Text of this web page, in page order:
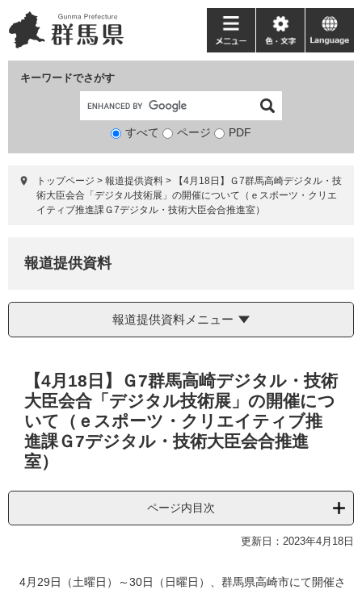
ー
ジ
ニ
ュ
て
キーワードでさがす
検
象
すべて ページ PDF
メ
ニ
ー
色・
文
language
トップページ > 報道提供資料 >
【4月18日】Ｇ7群馬高崎デジタル・技
術大臣会合「デジタル技術展」の開催について（ｅスポーツ・クリエ
イティブ推進課Ｇ7デジタル・技術大臣会合推進室）
報道提供資料
報道提供資料メニュー
【4月18日】Ｇ7群馬高崎デジタル・技術
大臣会合「デジタル技術展」の開催につ
いて（ｅスポーツ・クリエイティブ推
進課Ｇ7デジタル・技術大臣会合推進
室）
ページ内目次
更新日：2023年4月18日
4月29日（土曜日）～30日（日曜日）、群馬県高崎市にて開催さ